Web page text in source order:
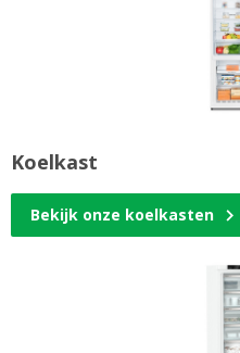
Koelkast
Bekijk onze koelkasten